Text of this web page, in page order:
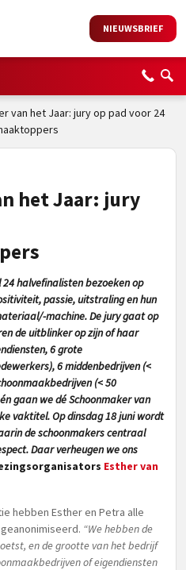
NIEUWSBRIEF
van het Jaar: jury op pad voor 24
het Jaar: jury
halvefinalisten bezoeken op
passie, uitstraling en hun
machine. De jury gaat op
de uitblinker op zijn of haar
6 grote
6 middenbedrijven (<
(< 50
gaan we dé Schoonmaker van
vaktitel. Op dinsdag 18 juni wordt
de schoonmakers centraal
Daar verheugen we ons
Esther van
hebben Esther en Petra alle
“We hebben de
en de grootte van het bedrijf
of eigendiensten